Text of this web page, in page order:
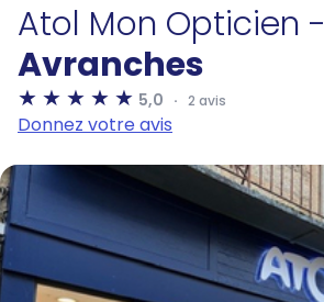
Atol Mon Opticien -
Avranches
5,0 2 avis
Donnez votre avis